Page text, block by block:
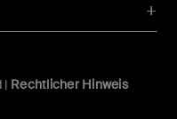
| Rechtlicher Hinweis